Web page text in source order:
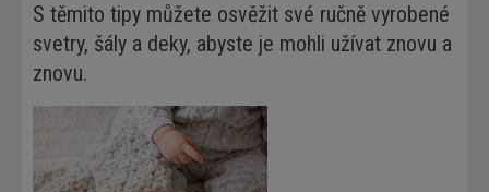
S těmito tipy můžete osvěžit své ručně vyrobené
svetry, šály a deky, abyste je mohli užívat znovu a
znovu.